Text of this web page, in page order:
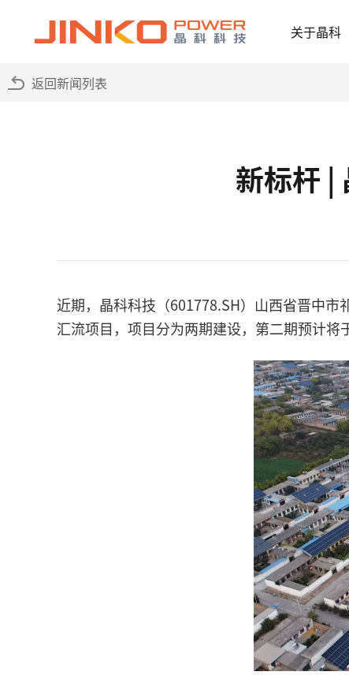
关于晶科
返回新闻列表
新标杆 |
近期，晶科科技（601778.SH）山西省晋中
汇流项目，项目分为两期建设，第二期预计将